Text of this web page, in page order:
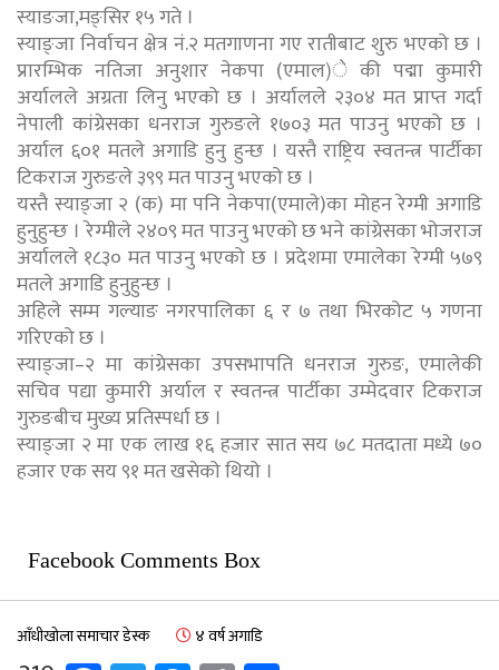
स्याङजा,मङ्सिर १५ गते ।
स्याङ्जा निर्वाचन क्षेत्र नं.२ मतगाणना गए रातीबाट शुरु भएको छ ।
प्रारम्भिक नतिजा अनुशार नेकपा (एमाल)े की पद्मा कुमारी
अर्यालले अग्रता लिनु भएको छ । अर्यालले २३०४ मत प्राप्त गर्दा
नेपाली कांग्रेसका धनराज गुरुङले १७०३ मत पाउनु भएको छ ।
अर्याल ६०१ मतले अगाडि हुनु हुन्छ । यस्तै राष्ट्रिय स्वतन्त्र पार्टीका
टिकराज गुरुङले ३९९ मत पाउनु भएको छ ।
यस्तै स्याङ्जा २ (क) मा पनि नेकपा(एमाले)का मोहन रेग्मी अगाडि
हुनुहुन्छ । रेग्मीले २४०९ मत पाउनु भएको छ भने कांग्रेसका भोजराज
अर्यालले १८३० मत पाउनु भएको छ । प्रदेशमा एमालेका रेग्मी ५७९
मतले अगाडि हुनुहुन्छ ।
अहिले सम्म गल्याङ नगरपालिका ६ र ७ तथा भिरकोट ५ गणना
गरिएको छ ।
स्याङ्जा–२ मा कांग्रेसका उपसभापति धनराज गुरुङ, एमालेकी
सचिव पद्या कुमारी अर्याल र स्वतन्त्र पार्टीका उम्मेदवार टिकराज
गुरुङबीच मुख्य प्रतिस्पर्धा छ ।
स्याङ्जा २ मा एक लाख १६ हजार सात सय ७८ मतदाता मध्ये ७०
हजार एक सय ९१ मत खसेको थियो ।
Facebook Comments Box
आँधीखोला समाचार डेस्क ४ वर्ष अगाडि